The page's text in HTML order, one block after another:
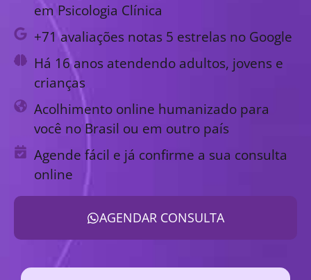
em Psicologia Clínica
+71 avaliações notas 5 estrelas no Google
Há 16 anos atendendo adultos, jovens e
crianças
Acolhimento online humanizado para
você no Brasil ou em outro país
Agende fácil e já confirme a sua consulta
online
AGENDAR CONSULTA